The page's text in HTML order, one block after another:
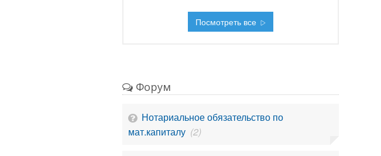
Посмотреть все
Форум
Нотариальное обязательство по
мат.капиталу (2)